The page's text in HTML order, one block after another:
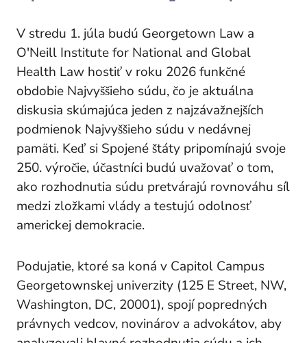
V stredu 1. júla budú Georgetown Law a
O'Neill Institute for National and Global
Health Law hostiť v roku 2026 funkčné
obdobie Najvyššieho súdu, čo je aktuálna
diskusia skúmajúca jeden z najzávažnejších
podmienok Najvyššieho súdu v nedávnej
pamäti. Keď si Spojené štáty pripomínajú svoje
250. výročie, účastníci budú uvažovať o tom,
ako rozhodnutia súdu pretvárajú rovnováhu síl
medzi zložkami vlády a testujú odolnosť
americkej demokracie.
Podujatie, ktoré sa koná v Capitol Campus
Georgetownskej univerzity (125 E Street, NW,
Washington, DC, 20001), spojí popredných
právnych vedcov, novinárov a advokátov, aby